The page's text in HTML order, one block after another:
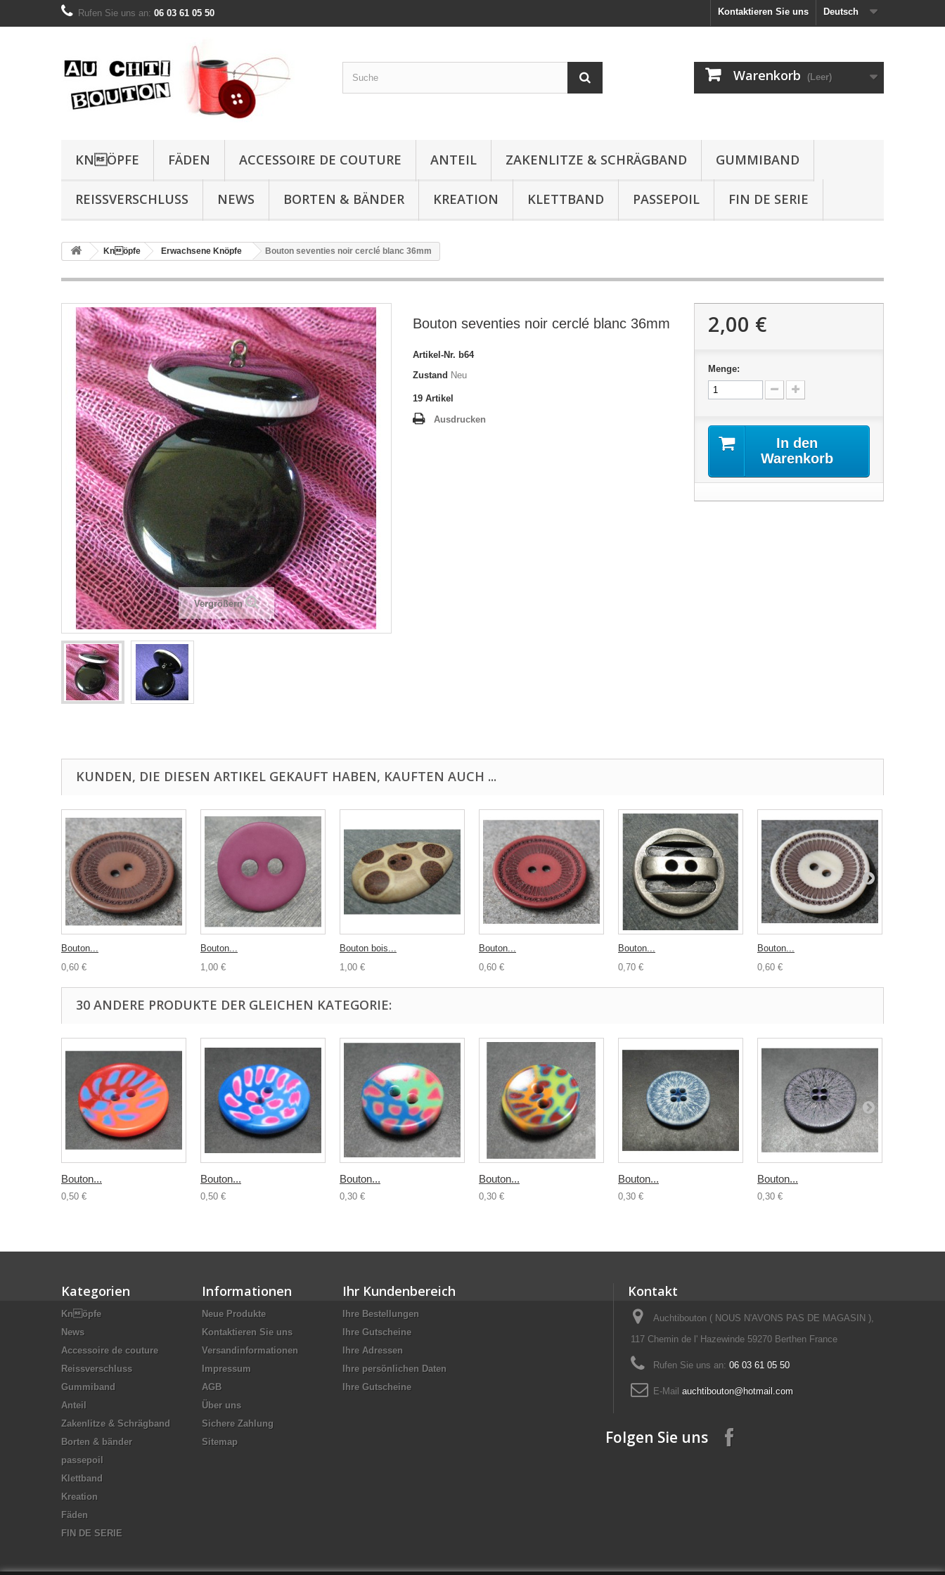
Deutsch
Kontaktieren Sie uns
Rufen Sie uns an: 06 03 61 05 50
Warenkorb (Leer)
KNÖPFE FÄDEN ACCESSOIRE DE COUTURE ANTEIL ZAKENLITZE & SCHRÄGBAND GUMMIBAND
REISSVERSCHLUSS NEWS BORTEN & BÄNDER KREATION KLETTBAND PASSEPOIL FIN DE SERIE
Knöpfe Erwachsene Knöpfe Bouton seventies noir cerclé blanc 36mm
Vergrößern
Bouton seventies noir cerclé blanc 36mm
Artikel-Nr. b64
Zustand Neu
19 Artikel
Ausdrucken
2,00 €
Menge:
In den
Warenkorb
KUNDEN, DIE DIESEN ARTIKEL GEKAUFT HABEN, KAUFTEN AUCH ...
Bouton...
0,60 €
Bouton...
1,00 €
Bouton bois...
1,00 €
Bouton...
0,60 €
Bouton...
0,70 €
Bouton...
0,60 €
30 ANDERE PRODUKTE DER GLEICHEN KATEGORIE:
Bouton...
0,50 €
Bouton...
0,50 €
Bouton...
0,30 €
Bouton...
0,30 €
Bouton...
0,30 €
Bouton...
0,30 €
Kategorien
Knöpfe
News
Accessoire de couture
Reissverschluss
Gummiband
Anteil
Zakenlitze & Schrägband
Borten & bänder
passepoil
Klettband
Kreation
Fäden
FIN DE SERIE
Informationen
Neue Produkte
Kontaktieren Sie uns
Versandinformationen
Impressum
AGB
Über uns
Sichere Zahlung
Sitemap
Ihr Kundenbereich
Ihre Bestellungen
Ihre Gutscheine
Ihre Adressen
Ihre persönlichen Daten
Ihre Gutscheine
Kontakt
Auchtibouton ( NOUS N'AVONS PAS DE MAGASIN ),
117 Chemin de l' Hazewinde 59270 Berthen France
Rufen Sie uns an: 06 03 61 05 50
E-Mail auchtibouton@hotmail.com
Folgen Sie uns